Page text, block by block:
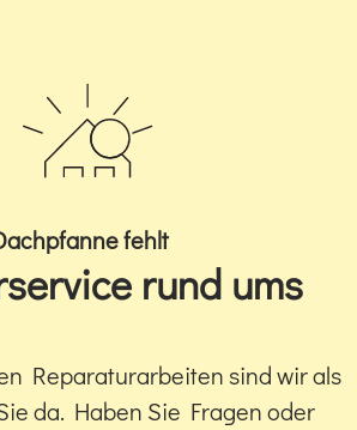
fehlt
rund ums
Reparaturarbeiten sind wir als
da. Haben Sie Fragen oder